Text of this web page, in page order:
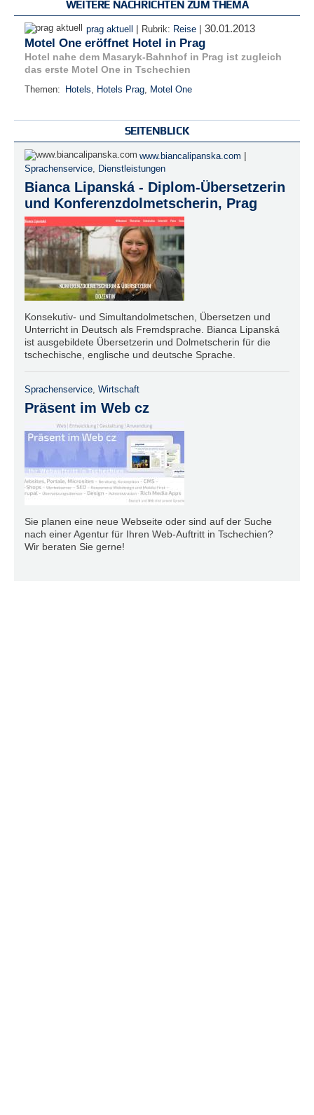
WEITERE NACHRICHTEN ZUM THEMA
prag aktuell | Rubrik: Reise | 30.01.2013
Motel One eröffnet Hotel in Prag
Hotel nahe dem Masaryk-Bahnhof in Prag ist zugleich
das erste Motel One in Tschechien
Themen: Hotels, Hotels Prag, Motel One
SEITENBLICK
www.biancalipanska.com |
Sprachenservice, Dienstleistungen
Bianca Lipanská - Diplom-Übersetzerin
und Konferenzdolmetscherin, Prag
Konsekutiv- und Simultandolmetschen, Übersetzen und
Unterricht in Deutsch als Fremdsprache. Bianca Lipanská
ist ausgebildete Übersetzerin und Dolmetscherin für die
tschechische, englische und deutsche Sprache.
Sprachenservice, Wirtschaft
Präsent im Web cz
Sie planen eine neue Webseite oder sind auf der Suche
nach einer Agentur für Ihren Web-Auftritt in Tschechien?
Wir beraten Sie gerne!